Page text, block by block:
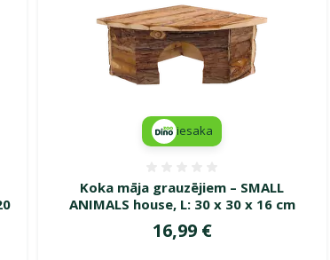
Koka māja grauzējiem – SMALL
ANIMALS house, L: 30 x 30 x 16 cm
Cena
16,99 €
iesaka